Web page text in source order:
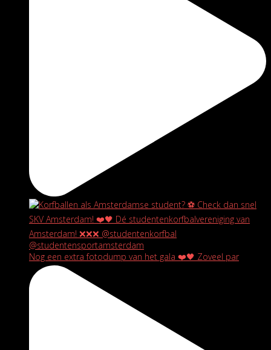
Nog een extra fotodump van het gala ❤️🖤 Zoveel par